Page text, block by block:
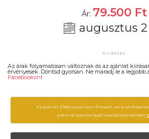
Ár: 79.500 Ft
augusztus
Az árak folyamatosan változnak és az ajánlat
érvényesek. Döntsd gyorsan. Ne maradj le a
Facebookon!
Az ajánlat 2768 napja nem frissült. Az árak
ezért célszerű a legfrissebb ajánlatokat